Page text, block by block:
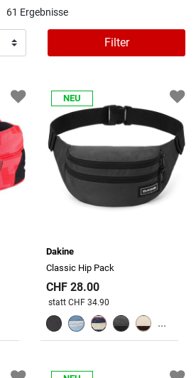
61 Ergebnisse
Filter
NEU
Dakine
Classic Hip Pack
CHF 28.00
Preis reduziert von
statt CHF 34.90
...